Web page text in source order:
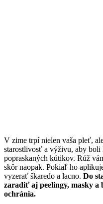
V zime trpí nielen vaša pleť,
starostlivosť a výživu, aby boli
popraskaných kútikov. Rúž
skôr naopak. Pokiaľ ho
vyzerať škaredo a lacno. Do
zaradiť aj peelingy, masky a
ochránia.